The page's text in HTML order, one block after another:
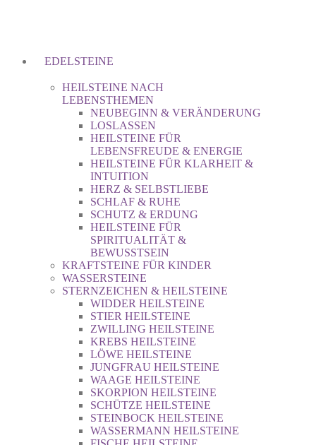
EDELSTEINE
HEILSTEINE NACH
LEBENSTHEMEN
NEUBEGINN & VERÄNDERUNG
LOSLASSEN
HEILSTEINE FÜR
LEBENSFREUDE & ENERGIE
HEILSTEINE FÜR KLARHEIT &
INTUITION
HERZ & SELBSTLIEBE
SCHLAF & RUHE
SCHUTZ & ERDUNG
HEILSTEINE FÜR
SPIRITUALITÄT &
BEWUSSTSEIN
KRAFTSTEINE FÜR KINDER
WASSERSTEINE
STERNZEICHEN & HEILSTEINE
WIDDER HEILSTEINE
STIER HEILSTEINE
ZWILLING HEILSTEINE
KREBS HEILSTEINE
LÖWE HEILSTEINE
JUNGFRAU HEILSTEINE
WAAGE HEILSTEINE
SKORPION HEILSTEINE
SCHÜTZE HEILSTEINE
STEINBOCK HEILSTEINE
WASSERMANN HEILSTEINE